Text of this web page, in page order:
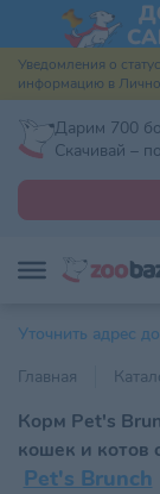
Уведомления о
информацию в
Дарим 700
Скачивай –
Уточнить адрес
Главная
Корм Pet's
кошек и котов
Pet's Brunch